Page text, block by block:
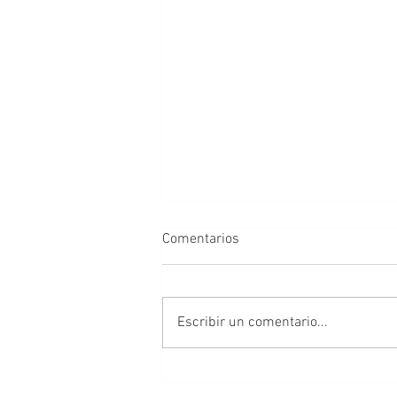
Al alcance de todos
Comentarios
Escribir un comentario...